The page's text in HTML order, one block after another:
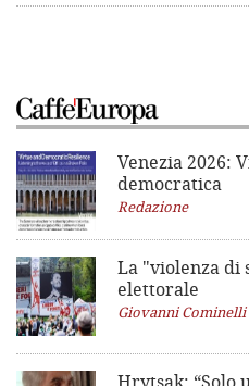
Venezia 2026:
democratica
Redazione
La "violenza di
elettorale
Giovanni Cominelli